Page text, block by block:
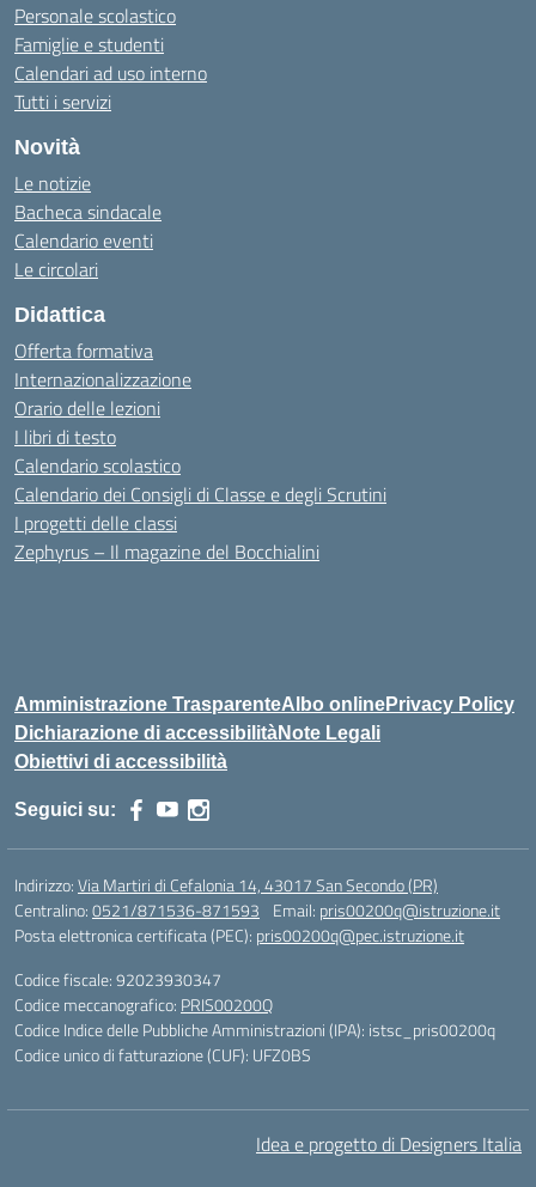
Personale scolastico
Famiglie e studenti
Calendari ad uso interno
Tutti i servizi
Novità
Le notizie
Bacheca sindacale
Calendario eventi
Le circolari
Didattica
Offerta formativa
Internazionalizzazione
Orario delle lezioni
I libri di testo
Calendario scolastico
Calendario dei Consigli di Classe e degli Scrutini
I progetti delle classi
Zephyrus – Il magazine del Bocchialini
Amministrazione TrasparenteAlbo onlinePrivacy Policy
Dichiarazione di accessibilitàNote Legali
Obiettivi di accessibilità
Seguici su:
Indirizzo:Via Martiri di Cefalonia 14, 43017 San Secondo (PR)
Centralino:0521/871536-871593 Email: pris00200q@istruzione.it
Posta elettronica certificata (PEC): pris00200q@pec.istruzione.it
Codice fiscale: 92023930347
Codice meccanografico: PRIS00200Q
Codice Indice delle Pubbliche Amministrazioni (IPA): istsc_pris00200q
Codice unico di fatturazione (CUF): UFZ0BS
Idea e progetto di Designers Italia